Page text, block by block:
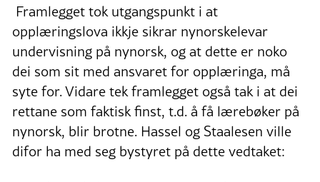
Framlegget tok utgangspunkt i at
opplæringslova ikkje sikrar nynorskelevar
undervisning på nynorsk, og at dette er noko
dei som sit med ansvaret for opplæringa, må
syte for. Vidare tek framlegget også tak i at dei
rettane som faktisk finst, t.d. å få lærebøker på
nynorsk, blir brotne. Hassel og Staalesen ville
difor ha med seg bystyret på dette vedtaket: